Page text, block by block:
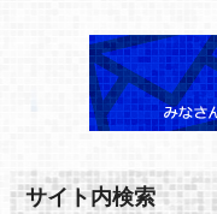
サイト内検索